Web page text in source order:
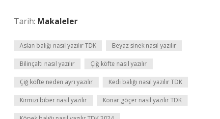
Tarih: Makaleler
Aslan balığı nasıl yazılır TDK Beyaz sinek nasıl yazılır
Bilinçaltı nasıl yazılır Çiğ köfte nasıl yazılır
Çiğ köfte neden ayrı yazılır Kedi balığı nasıl yazılır TDK
Kırmızı biber nasıl yazılır Konar göçer nasıl yazılır TDK